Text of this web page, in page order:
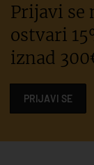
Prijavi se
ostvari
iznad
PRIJAVI SE